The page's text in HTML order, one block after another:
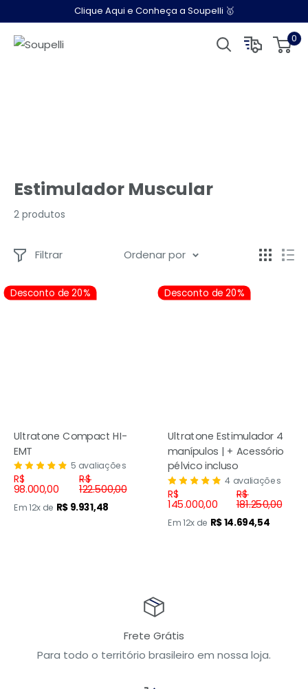
Clique Aqui e Conheça a Soupelli 🥇
Soupelli 0
Estimulador Muscular
2 produtos
Filtrar Ordenar por
Desconto de 20%
Ultratone Compact HI-
EMT
5 avaliações
Preço
promocional
R$
98.000,00
Preço
normal
R$
122.500,00
Em 12x de R$ 9.931,48
Desconto de 20%
Ultratone Estimulador 4
manípulos | + Acessório
pélvico incluso
4 avaliações
Preço
promocional
R$
145.000,00
Preço
normal
R$
181.250,00
Em 12x de R$ 14.694,54
Frete Grátis
Para todo o território brasileiro em nossa loja.